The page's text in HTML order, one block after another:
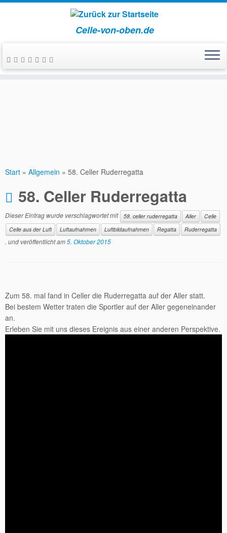
Zum
Inhalt
Celle-von-oben.de
Start » Allgemein » 58. Celler Ruderregatta
58. Celler Ruderregatta
Dieser Eintrag wurde verschlagwortet mit 58. celler ruderregatta Aller
Celle
Celle aus der Luft
Luftaufnahmen Luftbildaufnahmen Regatta Ruderregatta
. und veröffentlicht am5. Oktober 2015
Zum 58. mal fand in Celler die Ruderregatta auf der Aller statt.
Bei bestem Wetter traten die Sportler auf der Aller gegeneinander
an.
Erleben Sie mit uns dieses Ereignis aus einer anderen Perspektive.